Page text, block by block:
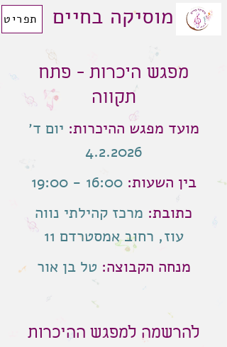
מוסיקה בחיים תפריט
מפגש היכרות - פתח
תקווה
מועד מפגש ההיכרות: יום ד׳
4.2.2026
בין השעות:16:00 - 19:00
כתובת: מרכז קהילתי נווה
עוז, רחוב אמסטרדם 11
מנחה הקבוצה: טל בן אור
להרשמה למפגש ההיכרות